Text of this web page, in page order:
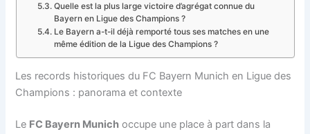
Quelle est la plus large victoire d’agrégat connue du
Bayern en Ligue des Champions ?
Le Bayern a-t-il déjà remporté tous ses matches en une
même édition de la Ligue des Champions ?
Les records historiques du FC Bayern Munich en Ligue des
Champions : panorama et contexte
Le FC Bayern Munich occupe une place à part dans la